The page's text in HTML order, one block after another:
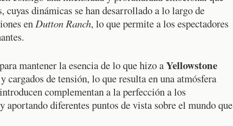
cuyas dinámicas se han desarrollado a lo largo de
enDutton Ranch, lo que permite a los espectadores
mantener la esencia de lo que hizo aYellowstone
de tensión, lo que resulta en una atmósfera
complementan a la perfección a los
diferentes puntos de vista sobre el mundo que